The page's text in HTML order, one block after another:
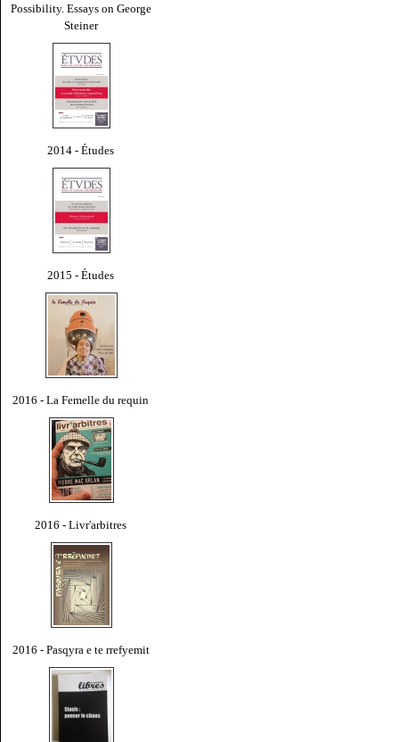
Possibility. Essays on George
Steiner
2014 - Études
2015 - Études
2016 - La Femelle du requin
2016 - Livr'arbitres
2016 - Pasqyra e te rrefyemit